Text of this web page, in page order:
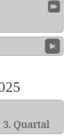
3. Quartal